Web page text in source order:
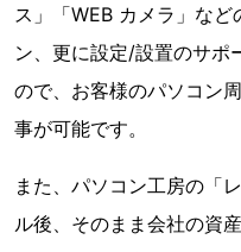
ス」「WEB カメラ」な
ン、更に設定/設置のサポ
ので、お客様のパソコン
事が可能です。
また、パソコン工房の「
ル後、そのまま会社の資